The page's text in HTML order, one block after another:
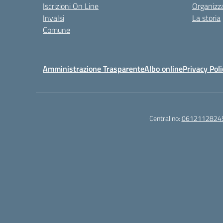
Iscrizioni On Line
Invalsi
Comune
La storia
Amministrazione TrasparenteAlbo onlinePrivacy
Centralino: